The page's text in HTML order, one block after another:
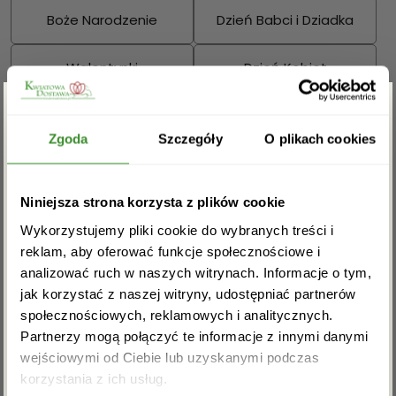
Zgoda Szczegóły O plikach cookies
Niniejsza strona korzysta z plików cookie
Wykorzystujemy pliki cookie do wybranych treści i
reklam, aby oferować funkcje społecznościowe i
analizować ruch w naszych witrynach. Informacje o tym,
jak korzystać z naszej witryny, udostępniać partnerów
społecznościowych, reklamowych i analitycznych.
Partnerzy mogą połączyć te informacje z innymi danymi
wejściowymi od Ciebie lub uzyskanymi podczas
korzystania z ich usług.
Boże Narodzenie Dzień Babci i Dziadka
Walentynki Dzień Kobiet
Dzień Ojca
Sprawdź również:
Bukiety mieszane Kosze kwiatowe
Zgarnij rabat -5%
Zapisz się do newslettera i zgarnij
rabat na pierwsze zakupy!
Akceptuję regulamin i wyrażam zgodę na
przetwarzanie powyższych danych osobowych